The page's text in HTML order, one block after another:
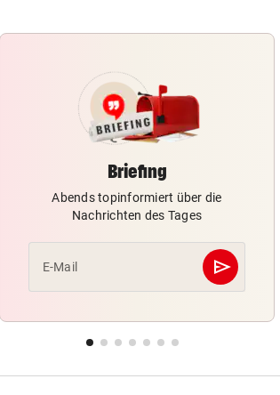
Briefing
Abends topinformiert über die
Nachrichten des Tages
E-Mail send
Abschicken